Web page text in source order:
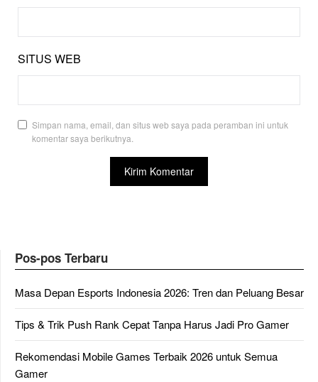
SITUS WEB
Simpan nama, email, dan situs web saya pada peramban ini untuk
komentar saya berikutnya.
Pos-pos Terbaru
Masa Depan Esports Indonesia 2026: Tren dan Peluang Besar
Tips & Trik Push Rank Cepat Tanpa Harus Jadi Pro Gamer
Rekomendasi Mobile Games Terbaik 2026 untuk Semua
Gamer